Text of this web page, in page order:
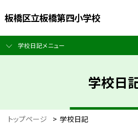
板橋区立板橋第四小学校
学校日記メニュー
学校日
トップページ > 学校日記